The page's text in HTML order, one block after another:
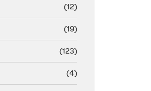
(12)
(19)
(123)
(4)